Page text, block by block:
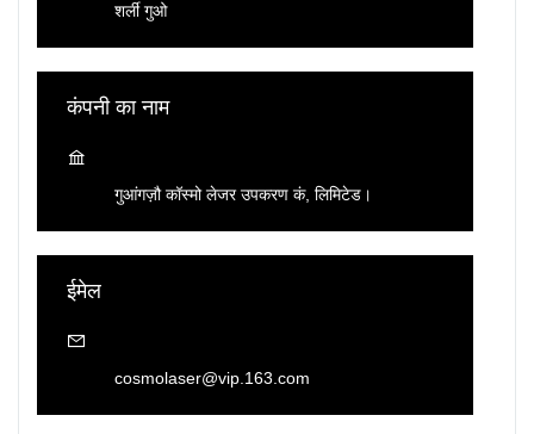
शर्ली गुओ
कंपनी का नाम
गुआंगज़ौ कॉस्मो लेजर उपकरण कं, लिमिटेड।
ईमेल
cosmolaser@vip.163.com